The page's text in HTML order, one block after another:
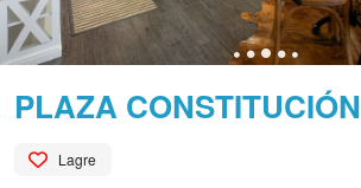
PLAZA CONSTITUCIÓN
Lagre